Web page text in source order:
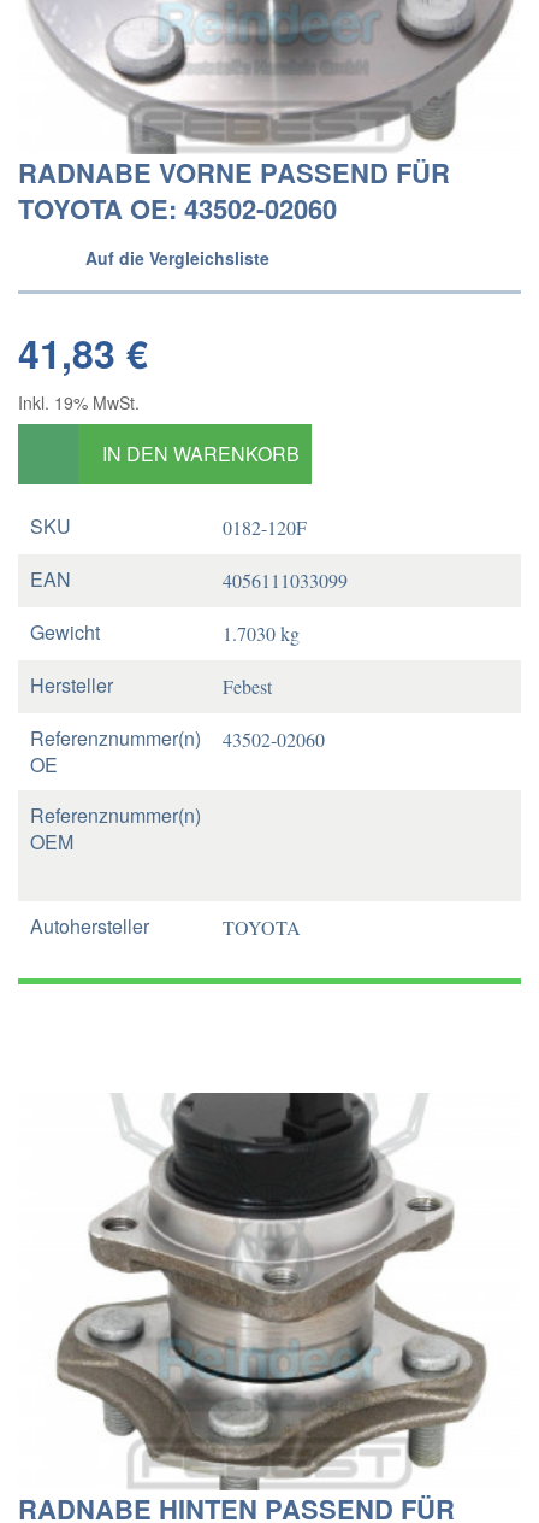
RADNABE VORNE PASSEND FÜR
TOYOTA OE: 43502-02060
Auf die Vergleichsliste
41,83 €
Inkl. 19% MwSt.
IN DEN WARENKORB
SKU 0182-120F
EAN 4056111033099
Gewicht 1.7030 kg
Hersteller Febest
Referenznummer(n)
OE
43502-02060
Referenznummer(n)
OEM
Autohersteller TOYOTA
RADNABE HINTEN PASSEND FÜR